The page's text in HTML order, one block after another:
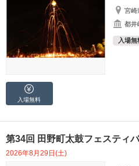
宮崎
都井
入場無
入場無料
第34回 田野町太鼓フェスティ
2026年8月29日(土)